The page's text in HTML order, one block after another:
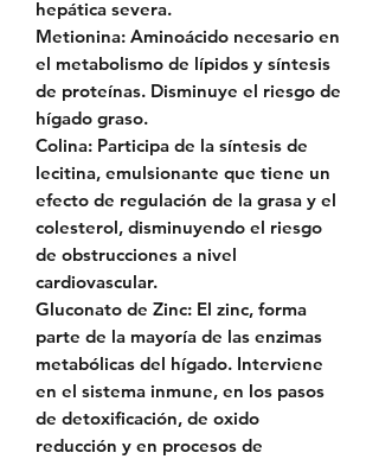
hepática severa.
Metionina: Aminoácido necesario en
el metabolismo de lípidos y síntesis
de proteínas. Disminuye el riesgo de
hígado graso.
Colina: Participa de la síntesis de
lecitina, emulsionante que tiene un
efecto de regulación de la grasa y el
colesterol, disminuyendo el riesgo
de obstrucciones a nivel
cardiovascular.
Gluconato de Zinc: El zinc, forma
parte de la mayoría de las enzimas
metabólicas del hígado. Interviene
en el sistema inmune, en los pasos
de detoxificación, de oxido
reducción y en procesos de